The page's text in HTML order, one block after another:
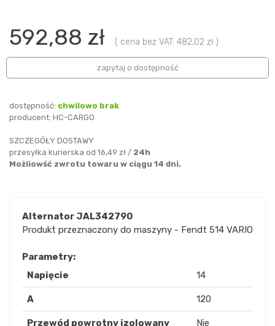
592,88 zł ( cena bez VAT: 482,02 zł )
zapytaj o dostępność
dostępność: chwilowo brak
producent: HC-CARGO
SZCZEGÓŁY DOSTAWY
przesyłka kurierska od 16,49 zł / 24h
Możliowść zwrotu towaru w ciągu 14 dni.
Alternator JAL342790
Produkt przeznaczony do maszyny - Fendt 514 VARIO
Parametry:
Napięcie
14
A 120
Przewód powrotny izolowany Nie